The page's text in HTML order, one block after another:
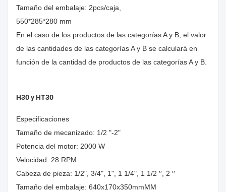
Tamaño del embalaje: 2pcs/caja,
550*285*280 mm
En el caso de los productos de las categorías A y B, el valor
de las cantidades de las categorías A y B se calculará en
función de la cantidad de productos de las categorías A y B.
H30 y HT30
Especificaciones
Tamaño de mecanizado: 1/2 "-2"
Potencia del motor: 2000 W
Velocidad: 28 RPM
Cabeza de pieza: 1/2", 3/4", 1", 1 1/4", 1 1/2 ′′, 2 ′′
Tamaño del embalaje: 640x170x350mmMM